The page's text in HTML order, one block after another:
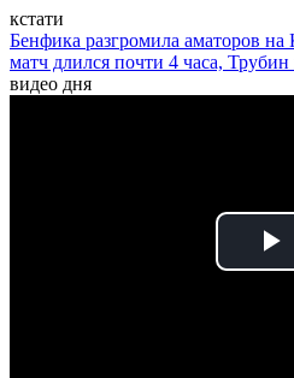
кстати
Бенфика разгромила аматоров
матч длился почти 4 часа,
видео дня